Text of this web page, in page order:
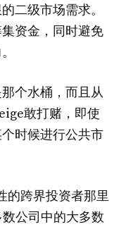
二级市场需求。
资金，同时避免
个水桶，而且从
敢打赌，即使
时候进行公共市
的跨界投资者那里
公司中的大多数